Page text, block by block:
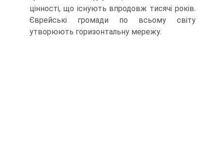
цінності, що існують впродовж тисячі років.
Єврейські громади по всьому світу
утворюють го­ризонтальну мережу.